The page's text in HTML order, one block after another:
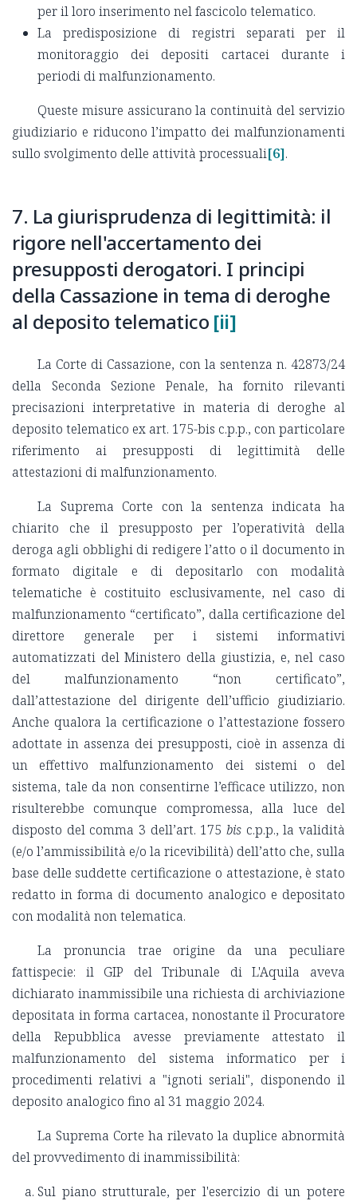
per il loro inserimento nel fascicolo telematico.
La predisposizione di registri separati per il
monitoraggio dei depositi cartacei durante i
periodi di malfunzionamento.
Queste misure assicurano la continuità del servizio
giudiziario e riducono l’impatto dei malfunzionamenti
sullo svolgimento delle attività processuali[6].
7. La giurisprudenza di legittimità: il
rigore nell'accertamento dei
presupposti derogatori. I principi
della Cassazione in tema di deroghe
al deposito telematico [ii]
La Corte di Cassazione, con la sentenza n. 42873/24
della Seconda Sezione Penale, ha fornito rilevanti
precisazioni interpretative in materia di deroghe al
deposito telematico ex art. 175-bis c.p.p., con particolare
riferimento ai presupposti di legittimità delle
attestazioni di malfunzionamento.
La Suprema Corte con la sentenza indicata ha
chiarito che il presupposto per l’operatività della
deroga agli obblighi di redigere l’atto o il documento in
formato digitale e di depositarlo con modalità
telematiche è costituito esclusivamente, nel caso di
malfunzionamento “certificato”, dalla certificazione del
direttore generale per i sistemi informativi
automatizzati del Ministero della giustizia, e, nel caso
del malfunzionamento “non certificato”,
dall’attestazione del dirigente dell’ufficio giudiziario.
Anche qualora la certificazione o l’attestazione fossero
adottate in assenza dei presupposti, cioè in assenza di
un effettivo malfunzionamento dei sistemi o del
sistema, tale da non consentirne l’efficace utilizzo, non
risulterebbe comunque compromessa, alla luce del
disposto del comma 3 dell’art. 175 bis c.p.p., la validità
(e/o l’ammissibilità e/o la ricevibilità) dell’atto che, sulla
base delle suddette certificazione o attestazione, è stato
redatto in forma di documento analogico e depositato
con modalità non telematica.
La pronuncia trae origine da una peculiare
fattispecie: il GIP del Tribunale di L'Aquila aveva
dichiarato inammissibile una richiesta di archiviazione
depositata in forma cartacea, nonostante il Procuratore
della Repubblica avesse previamente attestato il
malfunzionamento del sistema informatico per i
procedimenti relativi a "ignoti seriali", disponendo il
deposito analogico fino al 31 maggio 2024.
La Suprema Corte ha rilevato la duplice abnormità
del provvedimento di inammissibilità:
Sul piano strutturale, per l'esercizio di un potere